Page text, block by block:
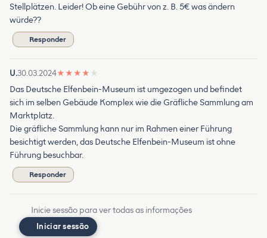
Stellplätzen. Leider! Ob eine Gebühr von z. B. 5€ was ändern
würde??
Responder
U.30.03.2024★ ★ ★ ★ ★
Das Deutsche Elfenbein-Museum ist umgezogen und befindet
sich im selben Gebäude Komplex wie die Gräfliche Sammlung am
Marktplatz.
Die gräfliche Sammlung kann nur im Rahmen einer Führung
besichtigt werden, das Deutsche Elfenbein-Museum ist ohne
Führung besuchbar.
Responder
Inicie sessão para ver todas as informações
Iniciar sessão